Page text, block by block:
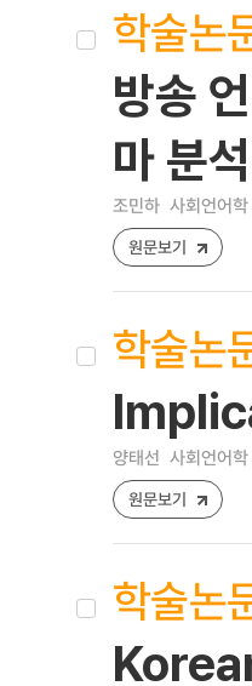
학술논
방송
마 분
조민하 사회언어
원문보기
학술논
양태선 사회언어
원문보기
학술논